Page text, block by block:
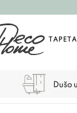
Dušo